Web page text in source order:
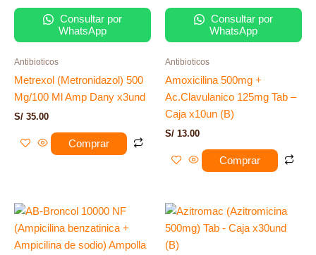
Consultar por
WhatsApp
Antibioticos
Metrexol (Metronidazol) 500
Mg/100 Ml Amp Dany x3und
S/ 35.00
Comprar
Consultar por
WhatsApp
Antibioticos
Amoxicilina 500mg +
Ac.Clavulanico 125mg Tab –
Caja x10un (B)
S/ 13.00
Comprar